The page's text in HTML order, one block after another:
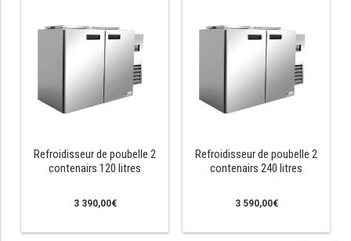
TABLE DE PRÉPARATION
TABLE DE PRÉPARATION COMPACTE
TABLE DE PRÉPARATION 700 / 800
SALADETTE COMPACTE
Refroidisseur de poubelle 2
contenairs 120 litres
3 390,00€
Refroidisseur de poubelle 2
contenairs 240 litres
3 590,00€